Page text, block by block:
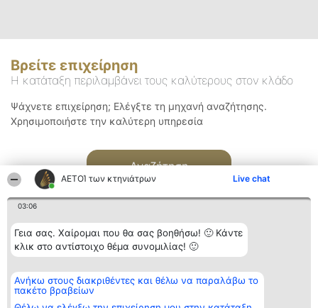
ΑΕΤΟΊ των κτηνιάτρων Live chat
03:06
Γεια σας. Χαίρομαι που θα σας βοηθήσω! 🙂 Κάντε
κλικ στο αντίστοιχο θέμα συνομιλίας! 🙂
Ανήκω στους διακριθέντες και θέλω να παραλάβω το
πακέτο βραβείων
Βρείτε επιχείρηση
Η κατάταξη περιλαμβάνει τους καλύτερους στον κλάδο
Ψάχνετε επιχείρηση; Ελέγξτε τη μηχανή αναζήτησης.
Χρησιμοποιήστε την καλύτερη υπηρεσία
Αναζήτηση
Διοργανωτής της
κατάταξης
BEAUTIFUL COMPANY
Κατάταξη
Διακριθέντες
των
Επικοινωνία
Επικοινωνία